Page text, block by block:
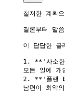
철저한 계획
결론부터 말
이 답답한 굴
1. **'사소한
모든 일에 개
2. **'플랜
남편이 최악